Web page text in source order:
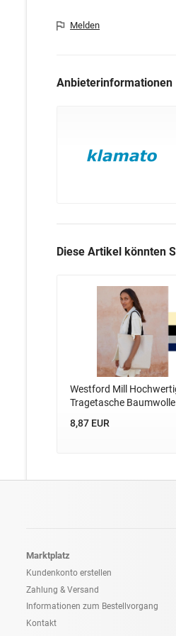
Melden
Anbieterinformationen
Diese Artikel könnten
Westford Mill
Tragetasche
8,87 EUR
Marktplatz
Kundenkonto erstellen
Zahlung & Versand
Informationen zum Bestellvorgang
Kontakt